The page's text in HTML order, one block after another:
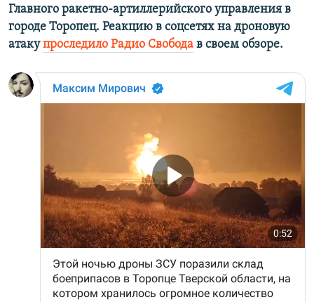
Главного ракетно-артиллерийского управления в
городе Торопец. Реакцию в соцсетях на дроновую
атакупроследило Радио Свобода в своем обзоре.